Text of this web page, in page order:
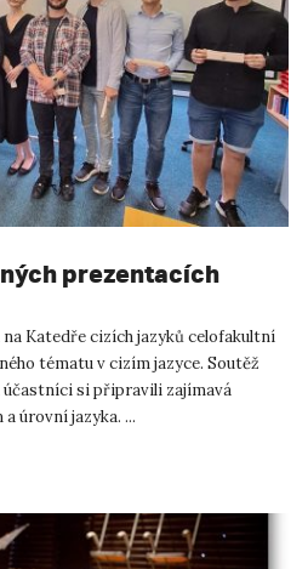
prezentacích
na Katedře cizích jazyků celofakultní
tématu v cizím jazyce. Soutěž
účastníci si připravili zajímavá
úrovní jazyka. ...